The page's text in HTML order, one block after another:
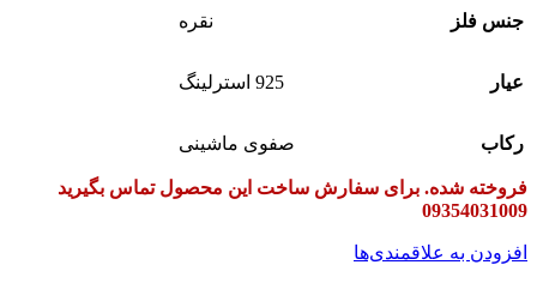
جنس فلز نقره
عیار 925 استرلینگ
رکاب صفوی ماشینی
فروخته شده. برای سفارش ساخت این محصول تماس بگیرید
09354031009
افزودن به علاقمندی‌ها